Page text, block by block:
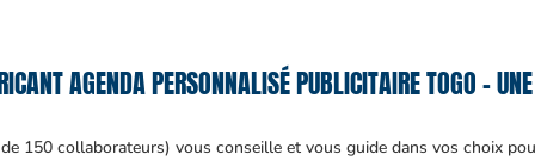
AGENDA PERSONNALISÉ PUBLICITAIRE TOGO –
150 collaborateurs) vous conseille et vous guide dans vos choix